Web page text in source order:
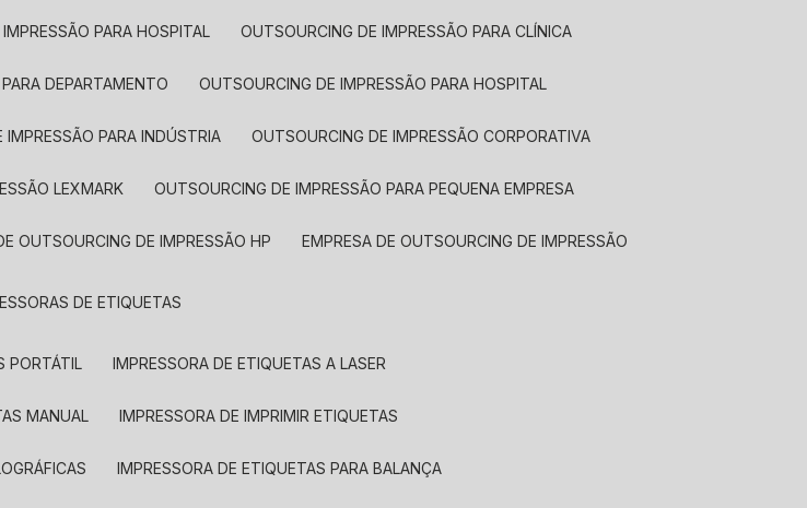
PARA HOSPITAL OUTSOURCING DE IMPRESSÃO PARA CLÍNICA
DEPARTAMENTO OUTSOURCING DE IMPRESSÃO PARA HOSPITAL
IMPRESSÃO PARA INDÚSTRIA OUTSOURCING DE IMPRESSÃO CORPORATIVA
LEXMARK OUTSOURCING DE IMPRESSÃO PARA PEQUENA EMPRESA
OUTSOURCING DE IMPRESSÃO HP EMPRESA DE OUTSOURCING DE IMPRESSÃO
DE ETIQUETAS
PORTÁTIL IMPRESSORA DE ETIQUETAS A LASER
MANUAL IMPRESSORA DE IMPRIMIR ETIQUETAS
IMPRESSORA DE ETIQUETAS PARA BALANÇA